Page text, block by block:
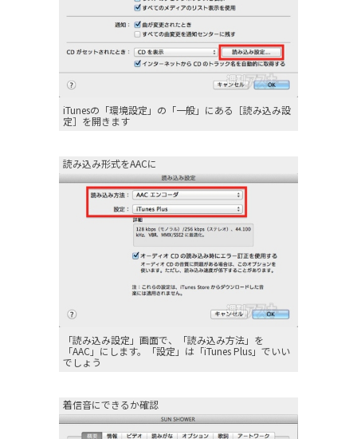
iTunesの「環境設定」の「一般」にある［読み込み設
定］を開きます
読み込み形式をAACに
「読み込み設定」画面で、「読み込み方法」を
「AAC」にします。「設定」は「iTunes Plus」でいい
でしょう
着信音にできるか確認